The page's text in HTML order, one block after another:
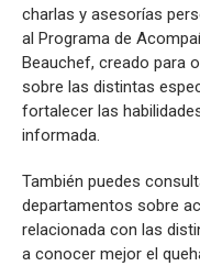
charlas y asesorías
al Programa de
Beauchef, creado para
sobre las distintas
fortalecer las
informada.
También puedes
departamentos sobre
relacionada con las
a conocer mejor el